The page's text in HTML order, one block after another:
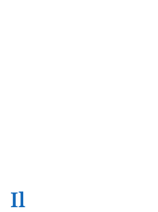
Il